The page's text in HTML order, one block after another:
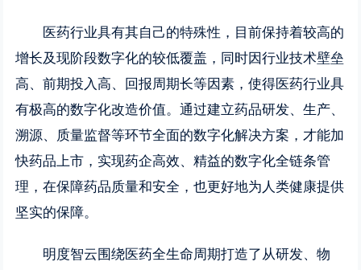
医药行业具有其自己的特殊性，目前保持着较高的
增长及现阶段数字化的较低覆盖，同时因行业技术壁垒
高、前期投入高、回报周期长等因素，使得医药行业具
有极高的数字化改造价值。通过建立药品研发、生产、
溯源、质量监督等环节全面的数字化解决方案，才能加
快药品上市，实现药企高效、精益的数字化全链条管
理，在保障药品质量和安全，也更好地为人类健康提供
坚实的保障。
明度智云围绕医药全生命周期打造了从研发、物